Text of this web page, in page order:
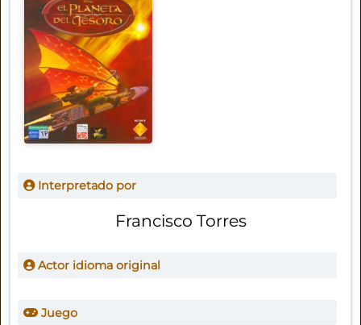
Interpretado por
Francisco Torres
Actor idioma original
Juego